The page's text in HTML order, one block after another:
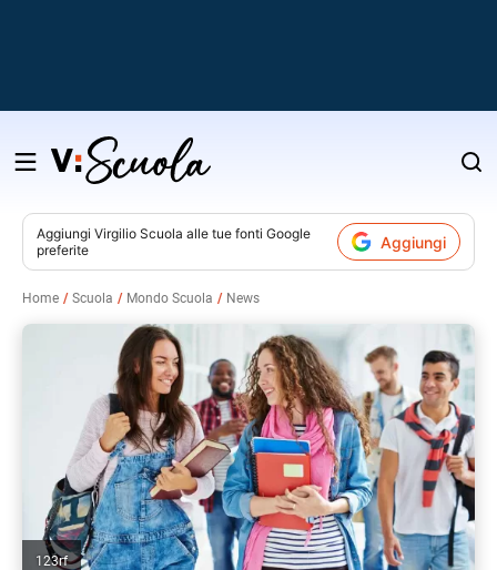
Salta
contenuto
Aggiungi Virgilio Scuola alle tue fonti Google
preferite
Aggiungi
Home Scuola Mondo Scuola News
123rf